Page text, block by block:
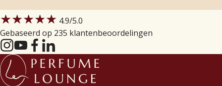
★★★★★ 4.9/5.0
Gebaseerd op 235 klantenbeoordelingen